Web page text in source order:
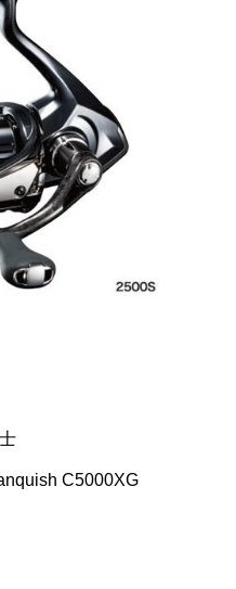
C5000XG